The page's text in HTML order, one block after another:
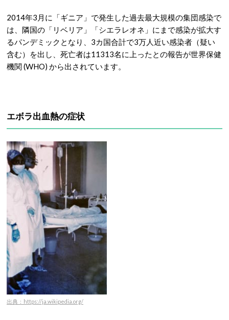
2014年3月に「ギニア」で発生した過去最大規模の集団感染で
は、隣国の「リベリア」「シエラレオネ」にまで感染が拡大す
るパンデミックとなり、3カ国合計で3万人近い感染者（疑い
含む）を出し、死亡者は11313名に上ったとの報告が世界保健
機関 (WHO) から出されています。
エボラ出血熱の症状
出典：https://ja.wikipedia.org/